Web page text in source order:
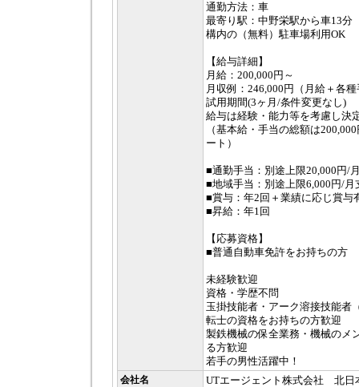
通勤方法：車
最寄り駅：中野栄駅から車13分
構内の（無料）駐車場利用OK
【給与詳細】
月給：200,000円～
月収例：246,000円（月給＋各
試用期間(3ヶ月/条件変更なし)
給与は経験・能力等を考慮し決
（基本給・手当の総額は
ート）
■通勤手当：別途上限20,000円/
■地域手当：別途上限6,000円/月
■賞与：年2回＋業績に応じ賞与
■昇給：年1回
【応募資格】
■普通自動車免許をお持ちの方
未経験歓迎
資格・学歴不問
玉掛技能者・アーク溶接技能者
転士の資格をお持ちの方歓迎
製鉄機械の保全業務・機械のメ
る方歓迎
若手の男性活躍中！
会社名 UTエージェント株式会社 北日